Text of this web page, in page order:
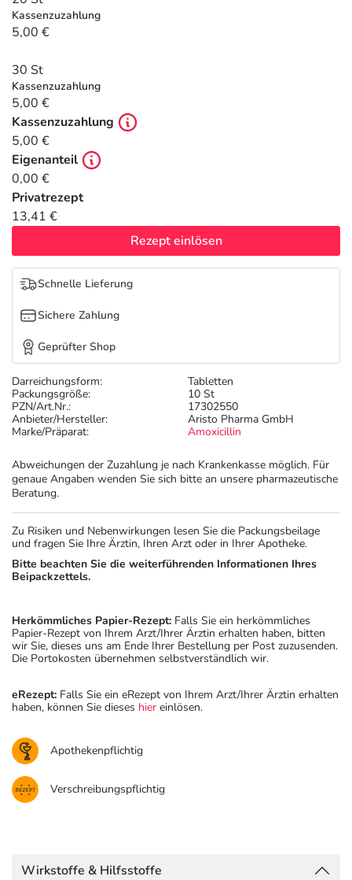
Vitamine & Mineralstoffe
Marken
Darreichungsform:
Tabletten
Packungsgröße:
10 St
PZN/Art.Nr.:
17302550
Anbieter/Hersteller:
Aristo Pharma GmbH
Marke/Präparat:
Amoxicillin
Abweichungen der Zuzahlung je nach Krankenkasse möglich. Für
genaue Angaben wenden Sie sich bitte an unsere pharmazeutische
Beratung.
Kassenzuzahlung
5,00 €
30 St
Kassenzuzahlung
5,00 €
Kassenzuzahlung
5,00 €
Eigenanteil
0,00 €
Privatrezept
13,41 €
Rezept einlösen
Schnelle Lieferung
Sichere Zahlung
Geprüfter Shop
Zu Risiken und Nebenwirkungen lesen Sie die Packungsbeilage
und fragen Sie Ihre Ärztin, Ihren Arzt oder in Ihrer Apotheke.
Bitte beachten Sie die weiterführenden Informationen Ihres
Beipackzettels.
Herkömmliches Papier-Rezept: Falls Sie ein herkömmliches
Papier-Rezept von Ihrem Arzt/Ihrer Ärztin erhalten haben, bitten
wir Sie, dieses uns am Ende Ihrer Bestellung per Post zuzusenden.
Die Portokosten übernehmen selbstverständlich wir.
eRezept: Falls Sie ein eRezept von Ihrem Arzt/Ihrer Ärztin erhalten
haben, können Sie dieses hier einlösen.
Apothekenpflichtig
Verschreibungspflichtig
Wirkstoffe & Hilfsstoffe